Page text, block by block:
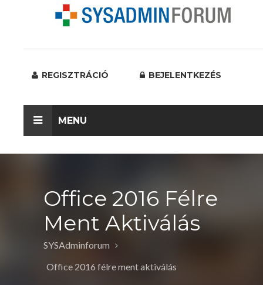
REGISZTRÁCIÓ BEJELENTKEZÉS
MENU
Office 2016 Félre
Ment Aktiválás
SYSAdminforum
Office 2016 félre ment aktiválás